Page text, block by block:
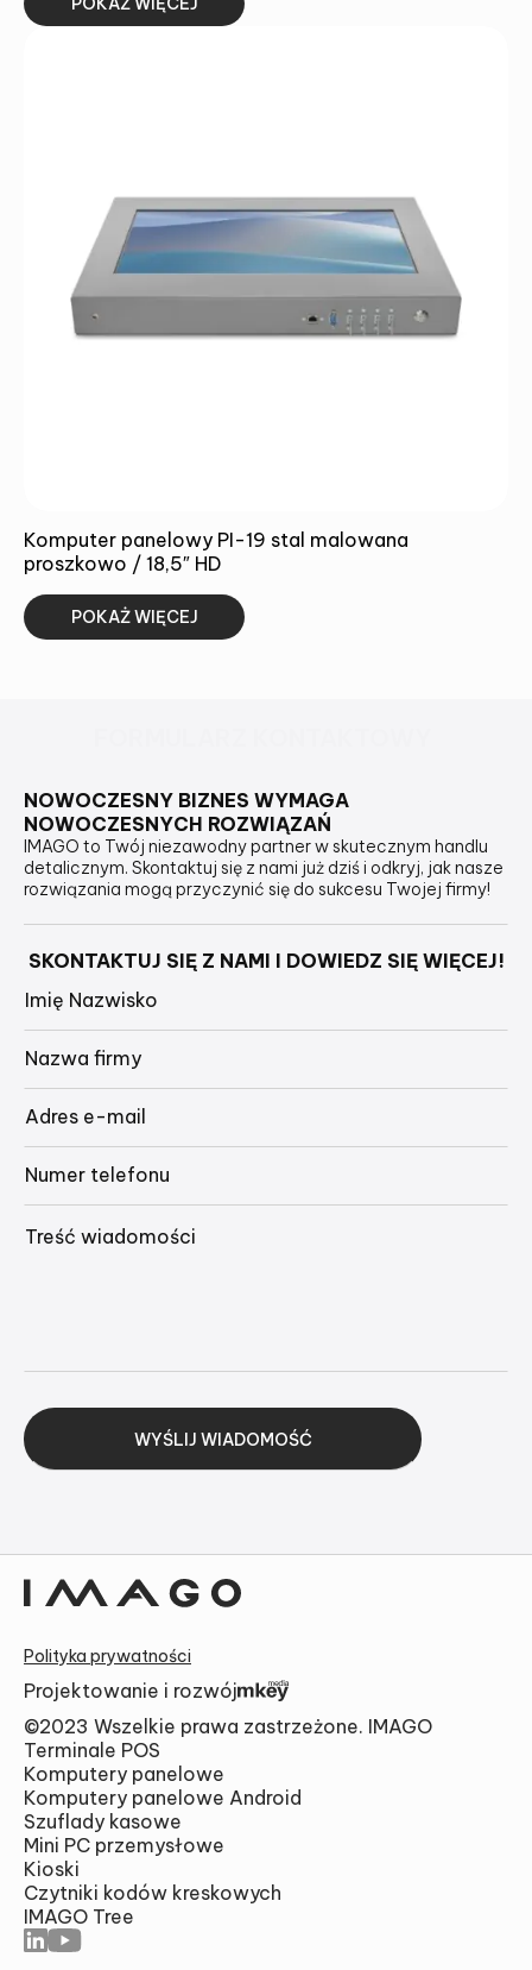
Komputer panelowy PI-19 stal malowana
proszkowo / 18,5″ HD
POKAŻ WIĘCEJ
NOWOCZESNY BIZNES WYMAGA
NOWOCZESNYCH ROZWIĄZAŃ
IMAGO to Twój niezawodny partner w skutecznym handlu
detalicznym. Skontaktuj się z nami już dziś i odkryj, jak nasze
rozwiązania mogą przyczynić się do sukcesu Twojej firmy!
SKONTAKTUJ SIĘ Z NAMI I DOWIEDZ SIĘ WIĘCEJ!
Polityka prywatności
Projektowanie i rozwój
©2023 Wszelkie prawa zastrzeżone. IMAGO
Terminale POS
Komputery panelowe
Komputery panelowe Android
Szuflady kasowe
Mini PC przemysłowe
Kioski
Czytniki kodów kreskowych
IMAGO Tree